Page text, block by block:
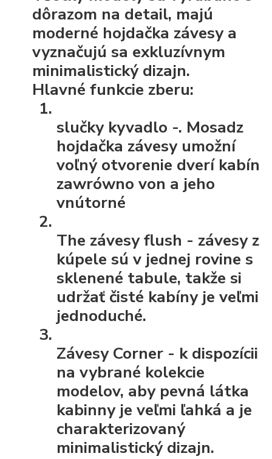
dôrazom na detail, majú
moderné hojdačka závesy a
vyznačujú sa exkluzívnym
minimalistický dizajn.
Hlavné funkcie zberu:
slučky kyvadlo -. Mosadz
hojdačka závesy umožní
voľný otvorenie dverí kabín
zawrówno von a jeho
vnútorné
The závesy flush - závesy z
kúpele sú v jednej rovine s
sklenené tabule, takže si
udržať čisté kabíny je veľmi
jednoduché.
Závesy Corner - k dispozícii
na vybrané kolekcie
modelov, aby pevná látka
kabinny je veľmi ľahká a je
charakterizovaný
minimalistický dizajn.